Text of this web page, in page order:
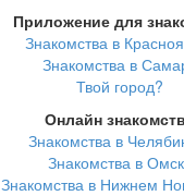
Приложение для
Знакомства в
Знакомства в
Твой город?
Онлайн
Знакомства в
Знакомства в
Знакомства в Нижнем